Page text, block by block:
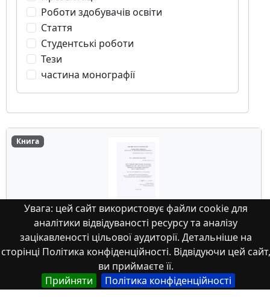
Увага: цей сайт використовує файли cookie для
аналітики відвідуваності ресурсу та аналізу
зацікавленості цільової аудиторії. Детальніше на
сторінці Політика конфіденційності. Відвідуючи цей сайт,
ви приймаєте її.
Прийняти
Політика конфіденційності
Роботи здобувачів освіти
Стаття
Студентські роботи
Тези
частина монографії
Книга
Формування готовності майбутніх
фахівців з фізичної культури і спорту
до застосування
здоров’язбережувальних технологій у
професійній діяльності